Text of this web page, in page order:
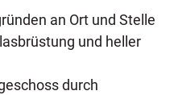
an Ort und Stelle
und heller
durch